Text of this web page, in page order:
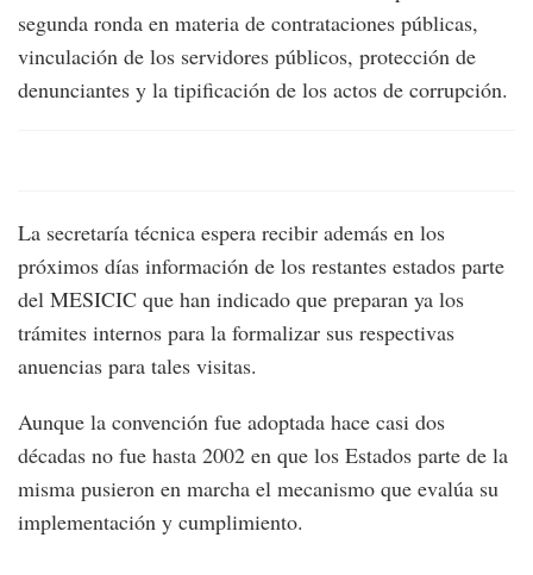
segunda ronda en materia de contrataciones públicas,
vinculación de los servidores públicos, protección de
denunciantes y la tipificación de los actos de corrupción.
La secretaría técnica espera recibir además en los
próximos días información de los restantes estados parte
del MESICIC que han indicado que preparan ya los
trámites internos para la formalizar sus respectivas
anuencias para tales visitas.
Aunque la convención fue adoptada hace casi dos
décadas no fue hasta 2002 en que los Estados parte de la
misma pusieron en marcha el mecanismo que evalúa su
implementación y cumplimiento.